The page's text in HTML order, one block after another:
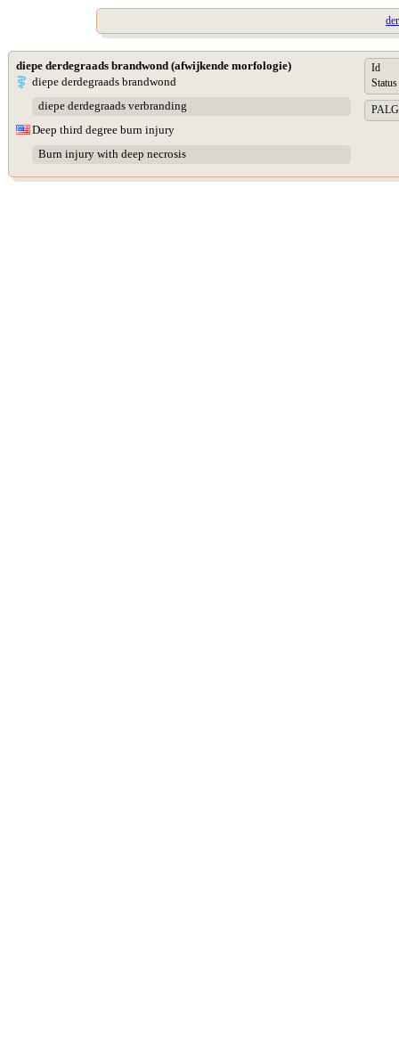
diepe derdegraads brandwond (afwijkende morfologie)
diepe derdegraads brandwond
diepe derdegraads verbranding
Deep third degree burn injury
Burn injury with deep necrosis
Id
Status